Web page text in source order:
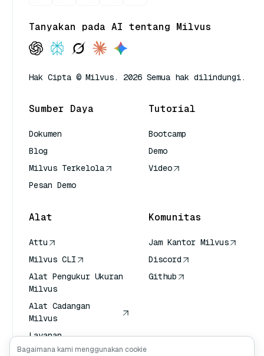
Tanyakan pada AI tentang Milvus
Hak Cipta © Milvus. 2026 Semua hak dilindungi.
Sumber Daya
Dokumen
Blog
Milvus Terkelola
Pesan Demo
Tutorial
Bootcamp
Demo
Video
Alat
Attu
Milvus CLI
Alat Pengukur Ukuran
Milvus
Alat Cadangan
Milvus
Layanan
Transportasi Vektor
Komunitas
Jam Kantor Milvus
Discord
Github
Bagaimana kami menggunakan cookie